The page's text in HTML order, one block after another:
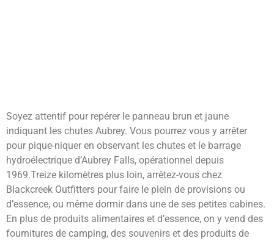
Soyez attentif pour repérer le panneau brun et jaune
indiquant les chutes Aubrey. Vous pourrez vous y arrêter
pour pique-niquer en observant les chutes et le barrage
hydroélectrique d’Aubrey Falls, opérationnel depuis
1969.Treize kilomètres plus loin, arrêtez-vous chez
Blackcreek Outfitters pour faire le plein de provisions ou
d’essence, ou même dormir dans une de ses petites cabines.
En plus de produits alimentaires et d’essence, on y vend des
fournitures de camping, des souvenirs et des produits de